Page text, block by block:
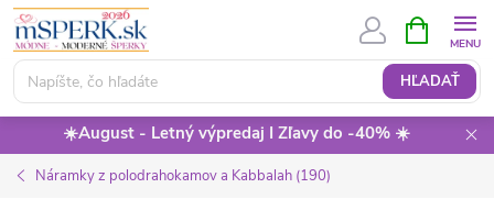
Prejsť
obsah
HĽADAŤ
KOŠÍK
☀️August - Letný výpredaj I Zľavy do -40% ☀️
Náramky z polodrahokamov a Kabbalah (190)